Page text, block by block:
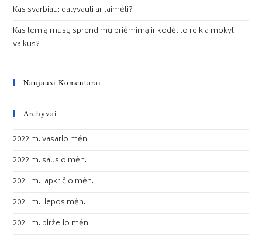
Kas svarbiau: dalyvauti ar laimėti?
Kas lemią mūsų sprendimų priėmimą ir kodėl to reikia mokyti
vaikus?
Naujausi Komentarai
Archyvai
2022 m. vasario mėn.
2022 m. sausio mėn.
2021 m. lapkričio mėn.
2021 m. liepos mėn.
2021 m. birželio mėn.